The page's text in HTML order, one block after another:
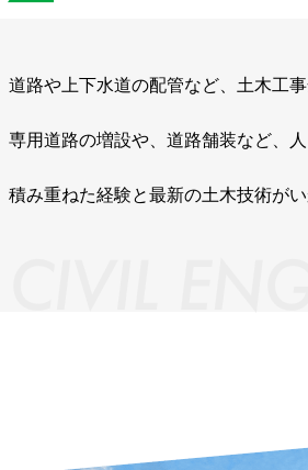
道路や上下水道の配管など、土木工
専用道路の増設や、道路舗装など、
積み重ねた経験と最新の土木技術がい